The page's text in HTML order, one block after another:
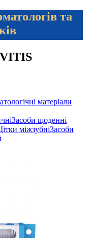
та
матеріали
Засоби щоденні
міжзубніЗасоби